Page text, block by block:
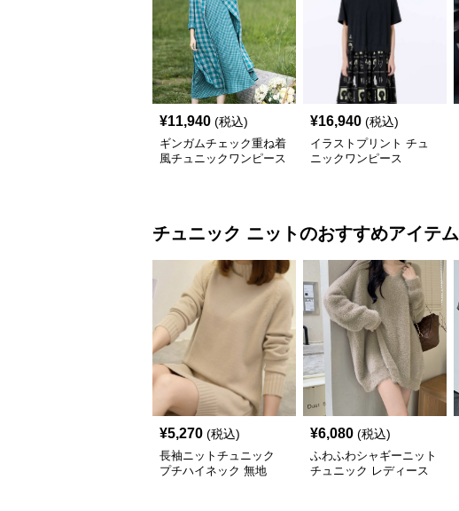
¥11,940 (税込)
ギンガムチェック重ね着
風チュニックワンピース
¥16,940 (税込)
イラストプリント チュ
ニックワンピース
チュニック ニットのおすすめアイテム
¥5,270 (税込)
長袖ニットチュニック
プチハイネック 無地
¥6,080 (税込)
ふわふわシャギーニット
チュニック レディース